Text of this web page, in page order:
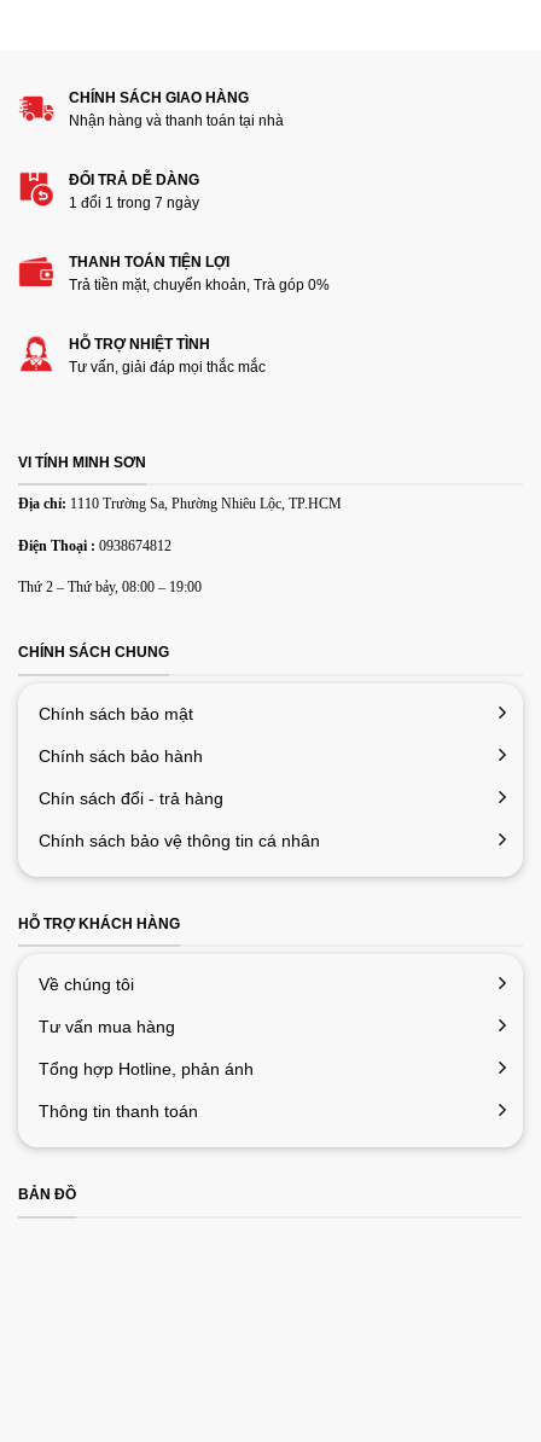
Thêm ảnh đánh giá
Các định dạng ảnh được chấp nhận: jpg,png.
Email*
cho lần bình luận kế tiếp của tôi.
CHÍNH SÁCH GIAO HÀNG
Nhận hàng và thanh toán tại nhà
ĐỔI TRẢ DỄ DÀNG
1 đổi 1 trong 7 ngày
THANH TOÁN TIỆN LỢI
Trả tiền mặt, chuyển khoản, Trà góp 0%
HỖ TRỢ NHIỆT TÌNH
Tư vấn, giải đáp mọi thắc mắc
VI TÍNH MINH SƠN
Địa chỉ: 1110 Trường Sa, Phường Nhiêu Lộc, TP.HCM
Điện Thoại : 0938674812
Thứ 2 – Thứ bảy, 08:00 – 19:00
CHÍNH SÁCH CHUNG
Chính sách bảo mật
Chính sách bảo hành
Chín sách đổi - trả hàng
Chính sách bảo vệ thông tin cá nhân
HỖ TRỢ KHÁCH HÀNG
Về chúng tôi
Tư vấn mua hàng
Tổng hợp Hotline, phản ánh
Thông tin thanh toán
BẢN ĐỒ